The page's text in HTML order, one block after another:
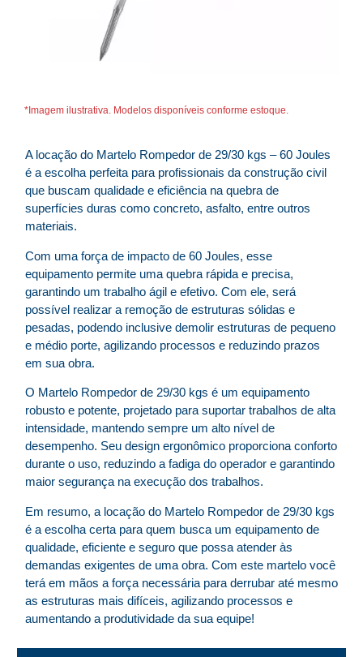
*Imagem ilustrativa. Modelos disponíveis conforme estoque.
A locação do Martelo Rompedor de 29/30 kgs – 60 Joules
é a escolha perfeita para profissionais da construção civil
que buscam qualidade e eficiência na quebra de
superfícies duras como concreto, asfalto, entre outros
materiais.
Com uma força de impacto de 60 Joules, esse
equipamento permite uma quebra rápida e precisa,
garantindo um trabalho ágil e efetivo. Com ele, será
possível realizar a remoção de estruturas sólidas e
pesadas, podendo inclusive demolir estruturas de pequeno
e médio porte, agilizando processos e reduzindo prazos
em sua obra.
O Martelo Rompedor de 29/30 kgs é um equipamento
robusto e potente, projetado para suportar trabalhos de alta
intensidade, mantendo sempre um alto nível de
desempenho. Seu design ergonômico proporciona conforto
durante o uso, reduzindo a fadiga do operador e garantindo
maior segurança na execução dos trabalhos.
Em resumo, a locação do Martelo Rompedor de 29/30 kgs
é a escolha certa para quem busca um equipamento de
qualidade, eficiente e seguro que possa atender às
demandas exigentes de uma obra. Com este martelo você
terá em mãos a força necessária para derrubar até mesmo
as estruturas mais difíceis, agilizando processos e
aumentando a produtividade da sua equipe!